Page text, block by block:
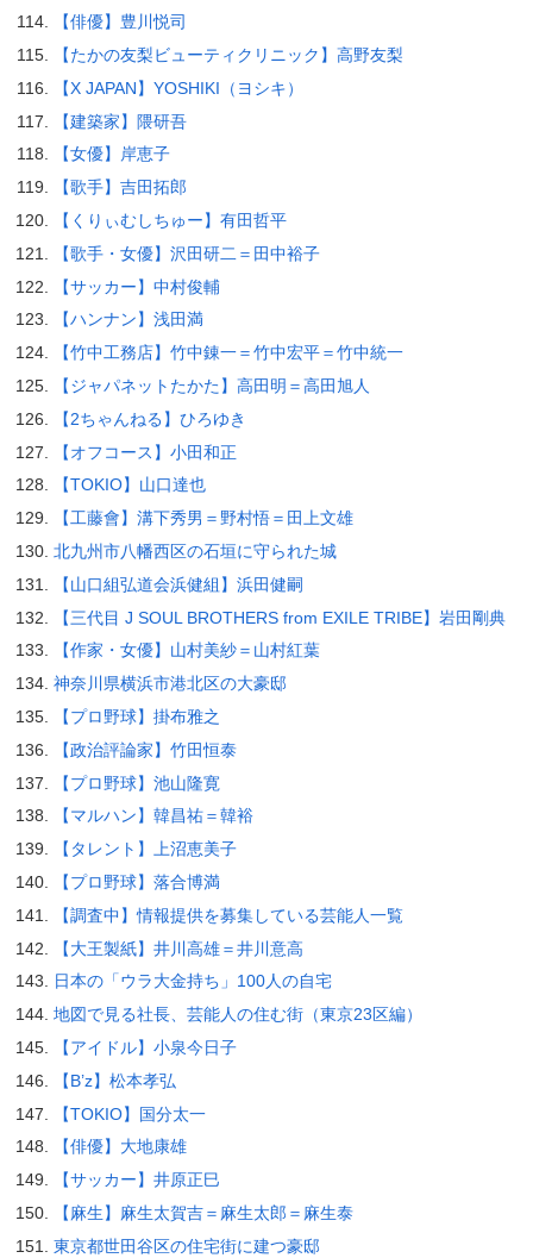
【俳優】豊川悦司
【たかの友梨ビューティクリニック】高野友梨
【X JAPAN】YOSHIKI（ヨシキ）
【建築家】隈研吾
【女優】岸恵子
【歌手】吉田拓郎
【くりぃむしちゅー】有田哲平
【歌手・女優】沢田研二＝田中裕子
【サッカー】中村俊輔
【ハンナン】浅田満
【竹中工務店】竹中錬一＝竹中宏平＝竹中統一
【ジャパネットたかた】高田明＝高田旭人
【2ちゃんねる】ひろゆき
【オフコース】小田和正
【TOKIO】山口達也
【工藤會】溝下秀男＝野村悟＝田上文雄
北九州市八幡西区の石垣に守られた城
【山口組弘道会浜健組】浜田健嗣
【三代目 J SOUL BROTHERS from EXILE TRIBE】岩田剛典
【作家・女優】山村美紗＝山村紅葉
神奈川県横浜市港北区の大豪邸
【プロ野球】掛布雅之
【政治評論家】竹田恒泰
【プロ野球】池山隆寛
【マルハン】韓昌祐＝韓裕
【タレント】上沼恵美子
【プロ野球】落合博満
【調査中】情報提供を募集している芸能人一覧
【大王製紙】井川高雄＝井川意高
日本の「ウラ大金持ち」100人の自宅
地図で見る社長、芸能人の住む街（東京23区編）
【アイドル】小泉今日子
【B’z】松本孝弘
【TOKIO】国分太一
【俳優】大地康雄
【サッカー】井原正巳
【麻生】麻生太賀吉＝麻生太郎＝麻生泰
東京都世田谷区の住宅街に建つ豪邸